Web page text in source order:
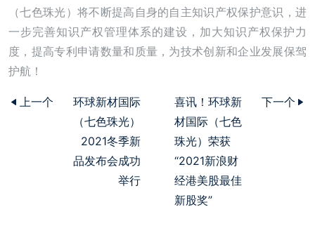
（七色珠光）将不断提高自身的自主知识产权保护意识，进
一步完善知识产权管理体系的建设，加大知识产权保护力
度，提高专利申请数量和质量，为技术创新和企业发展保驾
护航！
上一个
环球新材国际
（七色珠光）
2021冬季新
品发布会成功
举行
喜讯！环球新
材国际（七色
珠光）荣获
“2021新浪财
经港美股最佳
新股奖”
下一个